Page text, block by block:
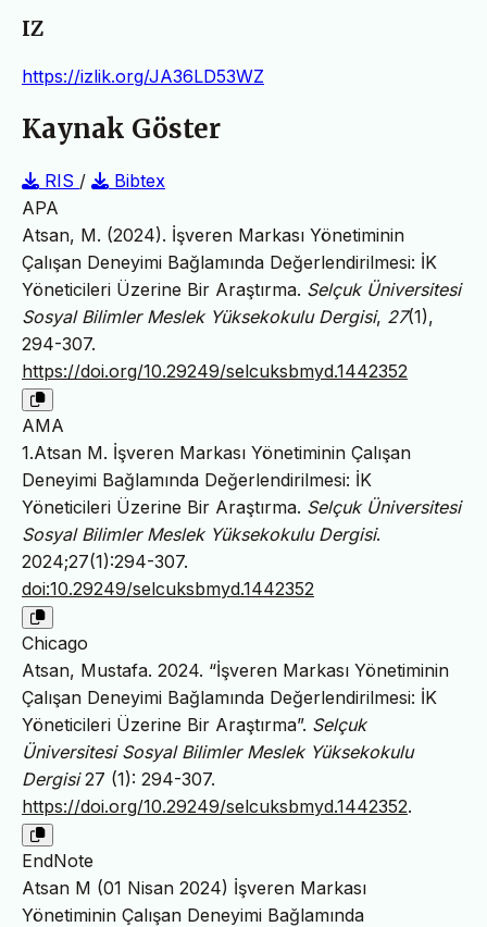
IZ
https://izlik.org/JA36LD53WZ
Kaynak Göster
RIS /
Bibtex
APA
Atsan, M. (2024). İşveren Markası Yönetiminin
Çalışan Deneyimi Bağlamında Değerlendirilmesi: İK
Yöneticileri Üzerine Bir Araştırma. Selçuk Üniversitesi
Sosyal Bilimler Meslek Yüksekokulu Dergisi, 27(1),
294-307.
https://doi.org/10.29249/selcuksbmyd.1442352
AMA
1.Atsan M. İşveren Markası Yönetiminin Çalışan
Deneyimi Bağlamında Değerlendirilmesi: İK
Yöneticileri Üzerine Bir Araştırma. Selçuk Üniversitesi
Sosyal Bilimler Meslek Yüksekokulu Dergisi.
2024;27(1):294-307.
doi:10.29249/selcuksbmyd.1442352
Chicago
Atsan, Mustafa. 2024. “İşveren Markası Yönetiminin
Çalışan Deneyimi Bağlamında Değerlendirilmesi: İK
Yöneticileri Üzerine Bir Araştırma”. Selçuk
Üniversitesi Sosyal Bilimler Meslek Yüksekokulu
Dergisi27 (1): 294-307.
https://doi.org/10.29249/selcuksbmyd.1442352.
EndNote
Atsan M (01 Nisan 2024) İşveren Markası
Yönetiminin Çalışan Deneyimi Bağlamında